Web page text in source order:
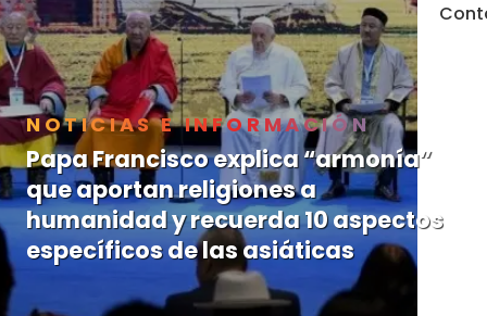
NOTICIAS E INFORMACIÓN
Papa Francisco explica “armonía”
que aportan religiones a
humanidad y recuerda 10 aspectos
específicos de las asiáticas